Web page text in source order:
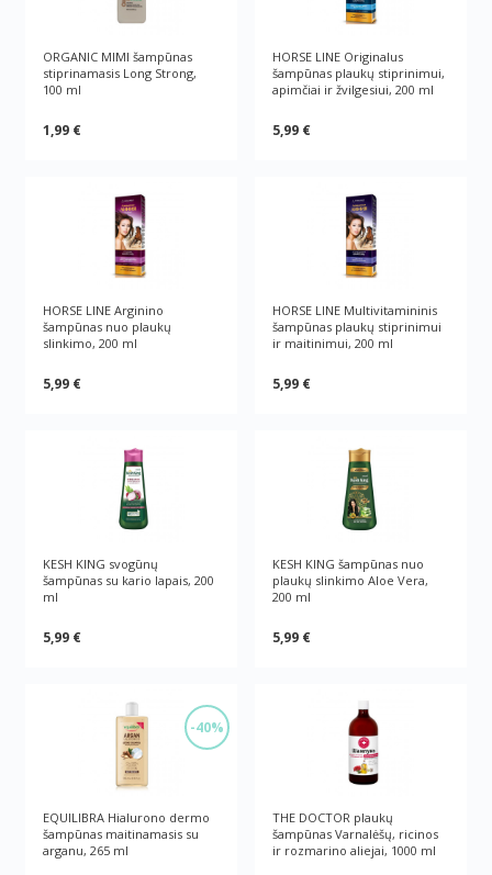
ORGANIC MIMI šampūnas
stiprinamasis Long Strong,
100 ml
1,99 €
HORSE LINE Originalus
šampūnas plaukų stiprinimui,
apimčiai ir žvilgesiui, 200 ml
5,99 €
HORSE LINE Arginino
šampūnas nuo plaukų
slinkimo, 200 ml
5,99 €
HORSE LINE Multivitamininis
šampūnas plaukų stiprinimui
ir maitinimui, 200 ml
5,99 €
KESH KING svogūnų
šampūnas su kario lapais, 200
ml
5,99 €
KESH KING šampūnas nuo
plaukų slinkimo Aloe Vera,
200 ml
5,99 €
-40%
EQUILIBRA Hialurono dermo
šampūnas maitinamasis su
arganu, 265 ml
THE DOCTOR plaukų
šampūnas Varnalėšų, ricinos
ir rozmarino aliejai, 1000 ml